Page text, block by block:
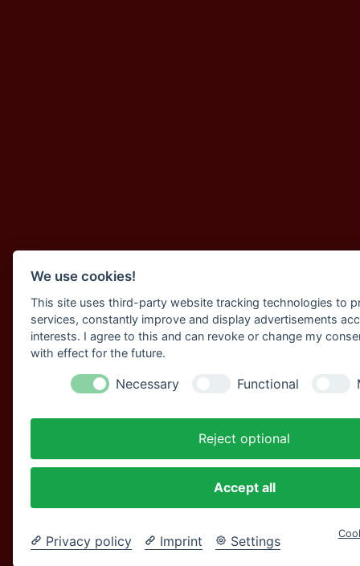
We use cookies!
This site uses third-party website tracking technologies to
services, constantly improve and display advertisements
interests. I agree to this and can revoke or change my
with effect for the future.
Necessary Functional
Reject optional
Accept all
Privacy policy Imprint Settings